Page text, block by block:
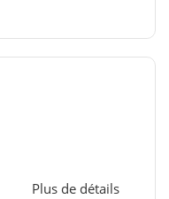
Plus de détails